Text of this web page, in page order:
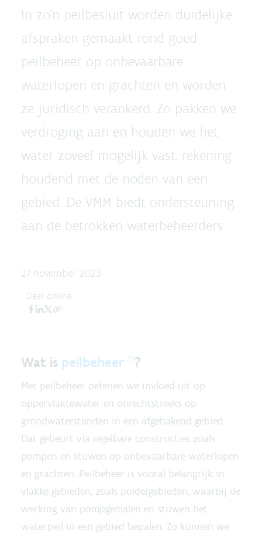
In zo’n peilbesluit worden duidelijke
afspraken gemaakt rond goed
peilbeheer op onbevaarbare
waterlopen en grachten en worden
ze juridisch verankerd. Zo pakken we
verdroging aan en houden we het
water zoveel mogelijk vast, rekening
houdend met de noden van een
gebied. De VMM biedt ondersteuning
aan de betrokken waterbeheerders.
27 november 2023
Deel online
Wat is peilbeheer ?
Met peilbeheer oefenen we invloed uit op
oppervlaktewater en onrechtstreeks op
grondwaterstanden in een afgebakend gebied.
Dat gebeurt via regelbare constructies zoals
pompen en stuwen op onbevaarbare waterlopen
en grachten. Peilbeheer is vooral belangrijk in
vlakke gebieden, zoals poldergebieden, waarbij de
werking van pompgemalen en stuwen het
waterpeil in een gebied bepalen. Zo kunnen we